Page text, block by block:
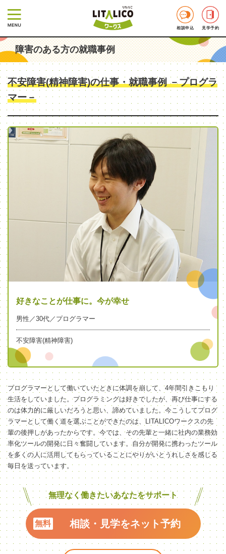
相談申込 見学予約
障害のある方の就職事例
不安障害(精神障害)の仕事・就職事例 －プログラ
マー－
好きなことが仕事に。今が幸せ
男性／30代／プログラマー
不安障害(精神障害)
プログラマーとして働いていたときに体調を崩して、4年間引きこもり
生活をしていました。プログラミングは好きでしたが、再び仕事にする
のは体力的に厳しいだろうと思い、諦めていました。今こうしてプログ
ラマーとして働く道を選ぶことができたのは、LITALICOワークスの先
輩の後押しがあったからです。今では、その先輩と一緒に社内の業務効
率化ツールの開発に日々奮闘しています。自分が開発に携わったツール
を多くの人に活用してもらっていることにやりがいとうれしさを感じる
毎日を送っています。
無理なく働きたいあなたをサポート
相談・見学をネット予約